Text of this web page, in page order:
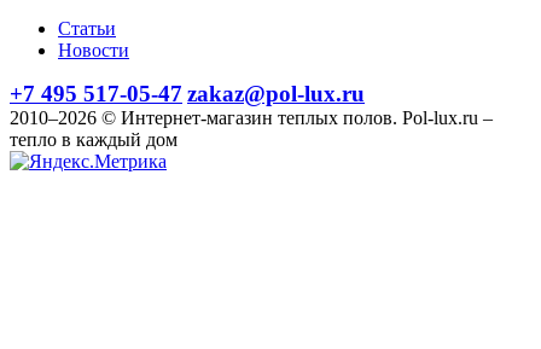
Статьи
Новости
+7 495 517-05-47 zakaz@pol-lux.ru
2010–2026 © Интернет-магазин теплых полов. Pol-lux.ru –
тепло в каждый дом